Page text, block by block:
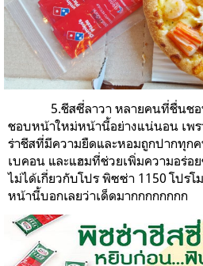
5.ชีสซี่ลาวา หลายคนที่ชื่นช
ชอบหน้าใหม่หน้านี้อย่างแน่นอน เพร
ร่าชีสที่มีความยืดและหอมถูกปากทุก
เบคอน และแฮมที่ช่วยเพิ่มความอร่อ
ไม่ได้เกี่ยวกับโปร พิซซ่า 1150 โปร
หน้านี้บอกเลยว่าเด็ดมากกกกกกกก